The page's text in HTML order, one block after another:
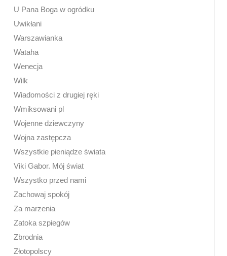
U Pana Boga w ogródku
Uwikłani
Warszawianka
Wataha
Wenecja
Wilk
Wiadomości z drugiej ręki
Wmiksowani pl
Wojenne dziewczyny
Wojna zastępcza
Wszystkie pieniądze świata
Viki Gabor. Mój świat
Wszystko przed nami
Zachowaj spokój
Za marzenia
Zatoka szpiegów
Zbrodnia
Złotopolscy